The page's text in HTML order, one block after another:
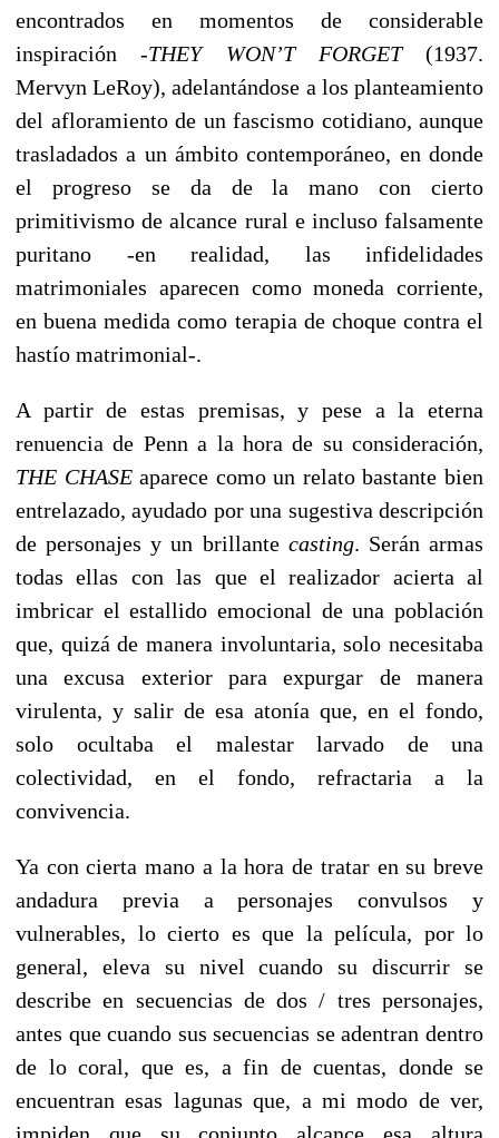
encontrados en momentos de considerable
inspiración -THEY WON’T FORGET(1937.
Mervyn LeRoy), adelantándose a los planteamiento
del afloramiento de un fascismo cotidiano, aunque
trasladados a un ámbito contemporáneo, en donde
el progreso se da de la mano con cierto
primitivismo de alcance rural e incluso falsamente
puritano -en realidad, las infidelidades
matrimoniales aparecen como moneda corriente,
en buena medida como terapia de choque contra el
hastío matrimonial-.
A partir de estas premisas, y pese a la eterna
renuencia de Penn a la hora de su consideración,
THE CHASEaparece como un relato bastante bien
entrelazado, ayudado por una sugestiva descripción
de personajes y un brillante casting. Serán armas
todas ellas con las que el realizador acierta al
imbricar el estallido emocional de una población
que, quizá de manera involuntaria, solo necesitaba
una excusa exterior para expurgar de manera
virulenta, y salir de esa atonía que, en el fondo,
solo ocultaba el malestar larvado de una
colectividad, en el fondo, refractaria a la
convivencia.
Ya con cierta mano a la hora de tratar en su breve
andadura previa a personajes convulsos y
vulnerables, lo cierto es que la película, por lo
general, eleva su nivel cuando su discurrir se
describe en secuencias de dos / tres personajes,
antes que cuando sus secuencias se adentran dentro
de lo coral, que es, a fin de cuentas, donde se
encuentran esas lagunas que, a mi modo de ver,